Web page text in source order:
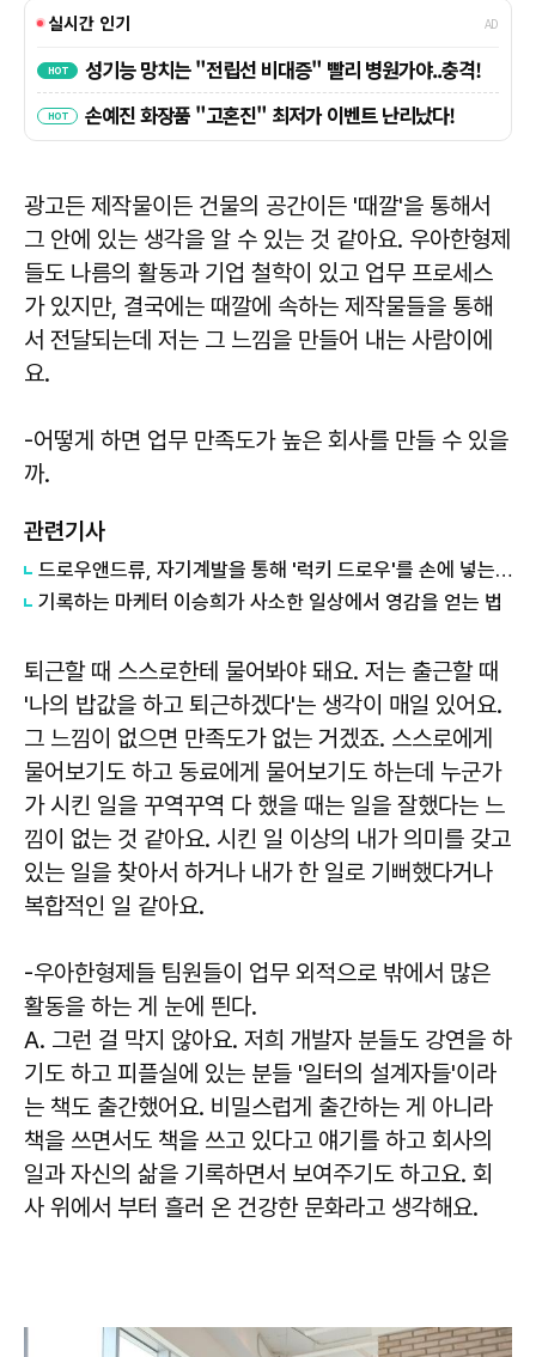
광고든 제작물이든 건물의 공간이든 '때깔'을 통해서
그 안에 있는 생각을 알 수 있는 것 같아요. 우아한형제
들도 나름의 활동과 기업 철학이 있고 업무 프로세스
가 있지만, 결국에는 때깔에 속하는 제작물들을 통해
서 전달되는데 저는 그 느낌을 만들어 내는 사람이에
요.
-어떻게 하면 업무 만족도가 높은 회사를 만들 수 있을
까.
관련기사
드로우앤드류, 자기계발을 통해 '럭키 드로우'를 손에 넣는 법
기록하는 마케터 이승희가 사소한 일상에서 영감을 얻는 법
퇴근할 때 스스로한테 물어봐야 돼요. 저는 출근할 때
'나의 밥값을 하고 퇴근하겠다'는 생각이 매일 있어요.
그 느낌이 없으면 만족도가 없는 거겠죠. 스스로에게
물어보기도 하고 동료에게 물어보기도 하는데 누군가
가 시킨 일을 꾸역꾸역 다 했을 때는 일을 잘했다는 느
낌이 없는 것 같아요. 시킨 일 이상의 내가 의미를 갖고
있는 일을 찾아서 하거나 내가 한 일로 기뻐했다거나
복합적인 일 같아요.
-우아한형제들 팀원들이 업무 외적으로 밖에서 많은
활동을 하는 게 눈에 띈다.
A. 그런 걸 막지 않아요. 저희 개발자 분들도 강연을 하
기도 하고 피플실에 있는 분들 '일터의 설계자들'이라
는 책도 출간했어요. 비밀스럽게 출간하는 게 아니라
책을 쓰면서도 책을 쓰고 있다고 얘기를 하고 회사의
일과 자신의 삶을 기록하면서 보여주기도 하고요. 회
사 위에서 부터 흘러 온 건강한 문화라고 생각해요.